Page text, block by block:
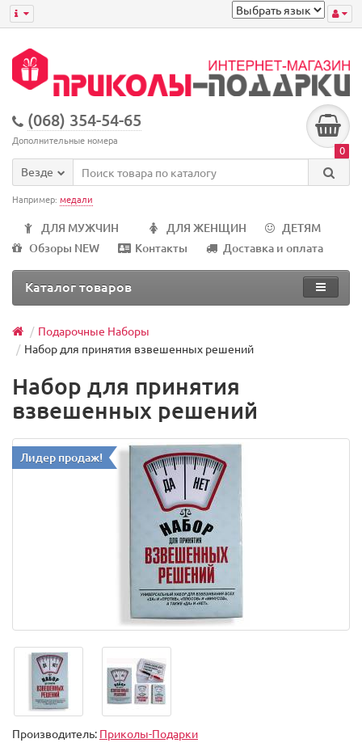
(068) 354-54-65
Дополнительные номера
0
Везде
Например: медали
ДЛЯ МУЖЧИН ДЛЯ ЖЕНЩИН
ДЕТЯМ
Обзоры NEW
Контакты Доставка и оплата
Каталог товаров
Подарочные Наборы
Набор для принятия взвешенных решений
Набор для принятия
взвешенных решений
Лидер продаж!
Производитель: Приколы-Подарки